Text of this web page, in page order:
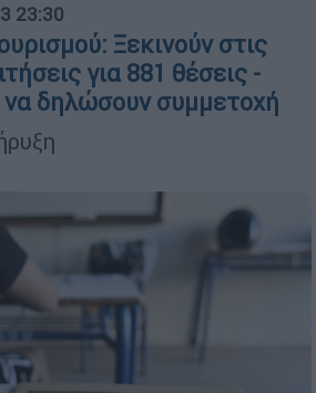
23:30
Ξεκινούν στις
για 881 θέσεις -
να δηλώσουν συμμετοχή